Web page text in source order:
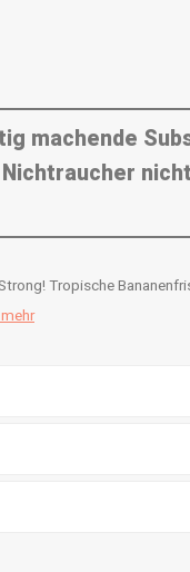
machende
nicht
Tropische